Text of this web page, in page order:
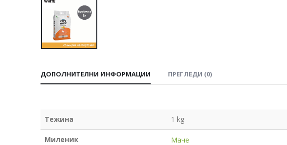
ДОПОЛНИТЕЛНИ ИНФОРМАЦИИ ПРЕГЛЕДИ (0)
Тежина 1 kg
Миленик Маче